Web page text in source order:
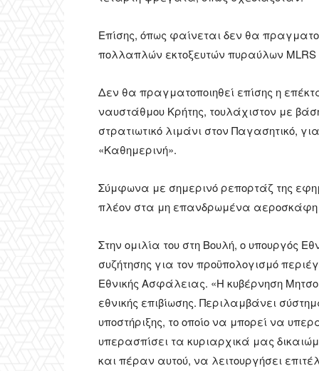
Επίσης, όπως φαίνεται δεν θα
πολλαπλών εκτοξευτών πυραύλων
Δεν θα πραγματοποιηθεί επίσης η
ναυστάθμου Κρήτης, τουλάχιστον με
στρατιωτικό λιμάνι στον
«Καθημερινή».
Σύμφωνα με σημερινό ρεπορτάζ της
πλέον στα μη επανδρωμένα αεροσκάφη
Στην ομιλία του στη Βουλή, ο υπουργός
συζήτησης για τον προϋπολογισμό
Εθνικής Ασφάλειας. «Η κυβέρνηση
εθνικής επιβίωσης. Περιλαμβάνει
υποστήριξης, το οποίο να μπορεί να
υπερασπίσει τα κυριαρχικά μας
και πέραν αυτού, να λειτουργήσει